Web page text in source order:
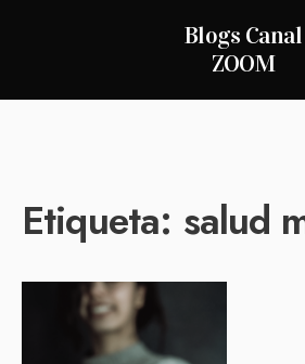
Blogs Canal
ZOOM
Etiqueta: salud